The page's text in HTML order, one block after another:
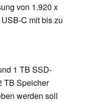
von 1.920 x
C mit bis zu
1 TB SSD-
TB Speicher
werden soll